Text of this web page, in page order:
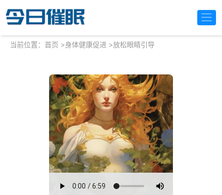
当前位置： 首页 >身体健康促进 >放松眼睛引导